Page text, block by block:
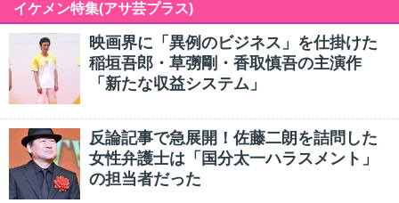
イケメン特集(アサ芸プラス)
映画界に「異例のビジネス」を仕掛けた
稲垣吾郎・草彅剛・香取慎吾の主演作
「新たな収益システム」
反論記事で急展開！佐藤二朗を詰問した
女性弁護士は「国分太一ハラスメント」
の担当者だった